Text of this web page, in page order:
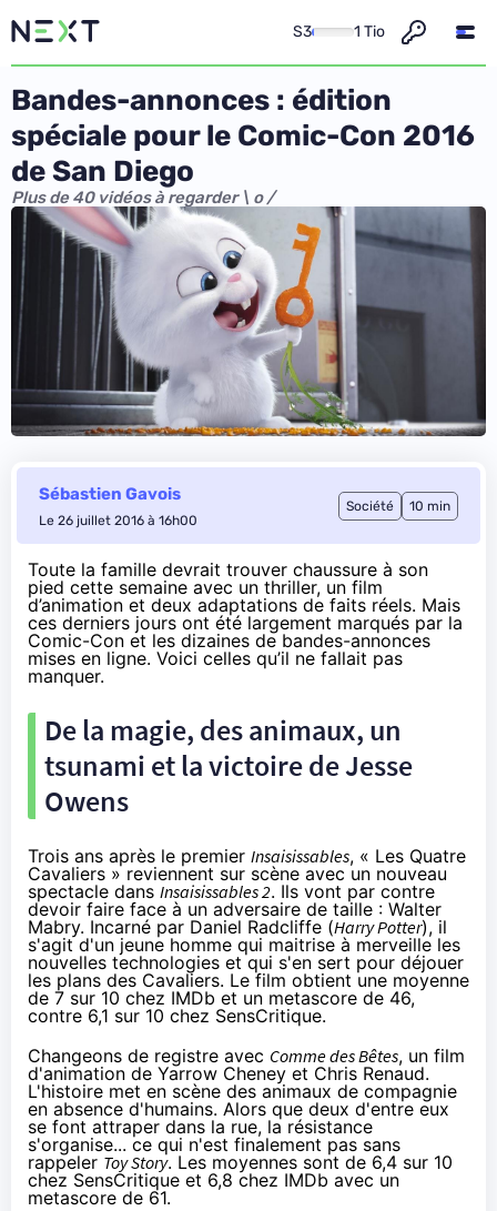
S3 1 Tio
Bandes-annonces : édition
spéciale pour le Comic-Con 2016
de San Diego
Plus de 40 vidéos à regarder \ o /
Sébastien Gavois
Le 26 juillet 2016 à 16h00
Société 10 min
Toute la famille devrait trouver chaussure à son
pied cette semaine avec un thriller, un film
d’animation et deux adaptations de faits réels. Mais
ces derniers jours ont été largement marqués par la
Comic-Con et les dizaines de bandes-annonces
mises en ligne. Voici celles qu’il ne fallait pas
manquer.
De la magie, des animaux, un
tsunami et la victoire de Jesse
Owens
Trois ans après le premier Insaisissables, « Les Quatre
Cavaliers » reviennent sur scène avec un nouveau
spectacle dans Insaisissables 2. Ils vont par contre
devoir faire face à un adversaire de taille : Walter
Mabry. Incarné par Daniel Radcliffe (Harry Potter), il
s'agit d'un jeune homme qui maitrise à merveille les
nouvelles technologies et qui s'en sert pour déjouer
les plans des Cavaliers. Le film obtient une moyenne
de 7 sur 10 chez IMDb et un metascore de 46,
contre 6,1 sur 10 chez SensCritique.
Changeons de registre avec Comme des Bêtes, un film
d'animation de Yarrow Cheney et Chris Renaud.
L'histoire met en scène des animaux de compagnie
en absence d'humains. Alors que deux d'entre eux
se font attraper dans la rue, la résistance
s'organise... ce qui n'est finalement pas sans
rappeler Toy Story. Les moyennes sont de 6,4 sur 10
chez SensCritique et 6,8 chez IMDb avec un
metascore de 61.